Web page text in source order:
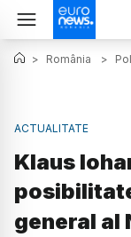
> România >
ACTUALITATE
Klaus
general al